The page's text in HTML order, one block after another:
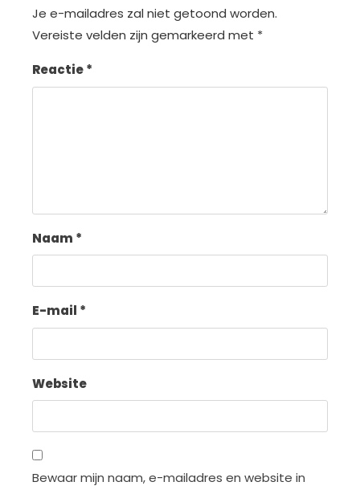
Je e-mailadres zal niet getoond worden.
Vereiste velden zijn gemarkeerd met *
Reactie*
Naam *
E-mail *
Website
Bewaar mijn naam, e-mailadres en website in